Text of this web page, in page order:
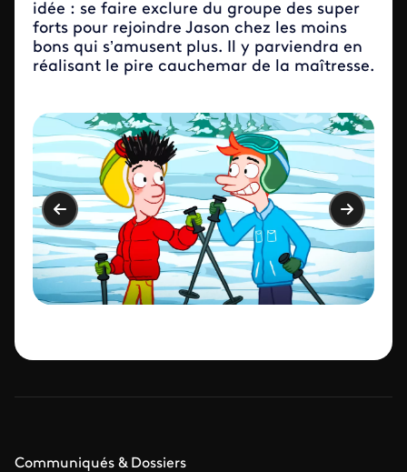
idée : se faire exclure du groupe des super
forts pour rejoindre Jason chez les moins
bons qui s’amusent plus. Il y parviendra en
réalisant le pire cauchemar de la maîtresse.
Communiqués & Dossiers